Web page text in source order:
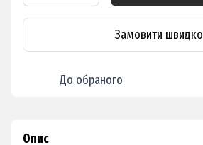
Замовити швидко
До обраного
Опис